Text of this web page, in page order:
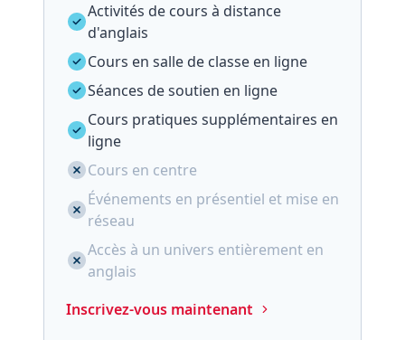
Activités de cours à distance
d'anglais
Cours en salle de classe en ligne
Séances de soutien en ligne
Cours pratiques supplémentaires en
ligne
Cours en centre
Événements en présentiel et mise en
réseau
Accès à un univers entièrement en
anglais
Inscrivez-vous maintenant